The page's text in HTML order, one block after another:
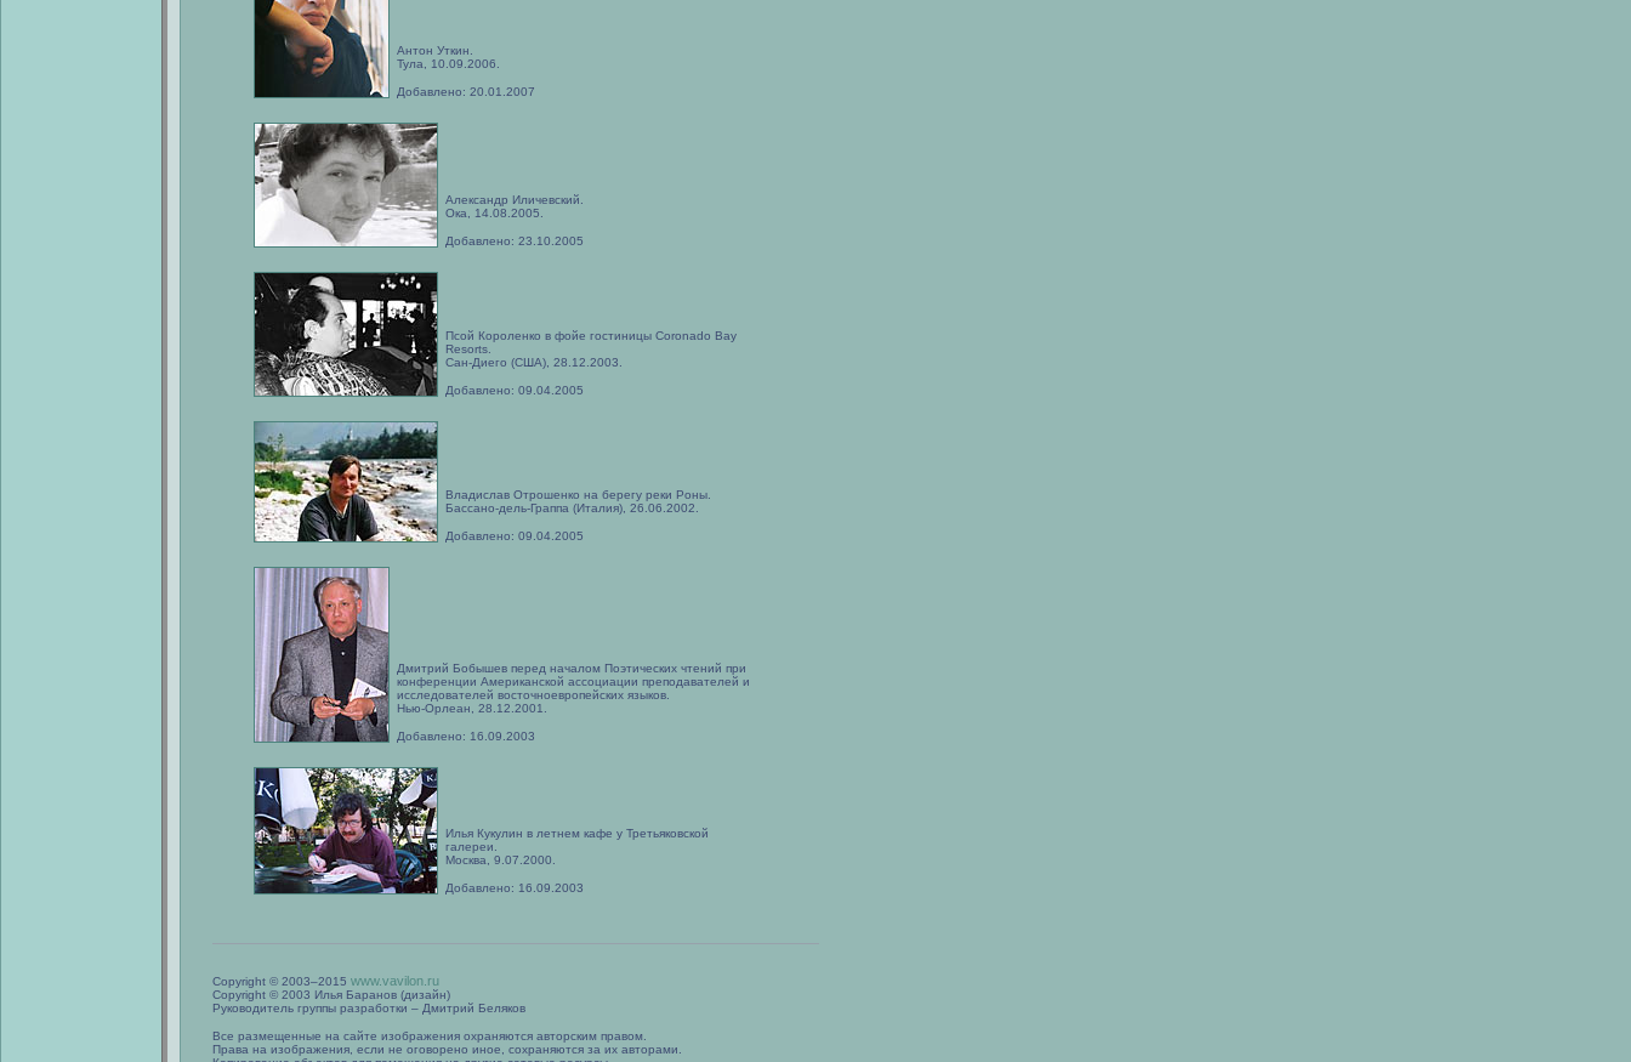
Антон Уткин.
Тула, 10.09.2006.
Добавлено: 20.01.2007
Александр Иличевский.
Ока, 14.08.2005.
Добавлено: 23.10.2005
Псой Короленко в фойе гостиницы Coronado Bay
Resorts.
Сан-Диего (США), 28.12.2003.
Добавлено: 09.04.2005
Владислав Отрошенко на берегу реки Роны.
Бассано-дель-Граппа (Италия), 26.06.2002.
Добавлено: 09.04.2005
Дмитрий Бобышев перед началом Поэтических чтений при
конференции Американской ассоциации преподавателей и
исследователей восточноевропейских языков.
Нью-Орлеан, 28.12.2001.
Добавлено: 16.09.2003
Илья Кукулин в летнем кафе у Третьяковской
галереи.
Москва, 9.07.2000.
Добавлено: 16.09.2003
Copyright © 2003–2015 www.vavilon.ru
Copyright © 2003 Илья Баранов (дизайн)
Руководитель группы разработки – Дмитрий Беляков
Все размещенные на сайте изображения охраняются авторским правом.
Права на изображения, если не оговорено иное, сохраняются за их авторами.